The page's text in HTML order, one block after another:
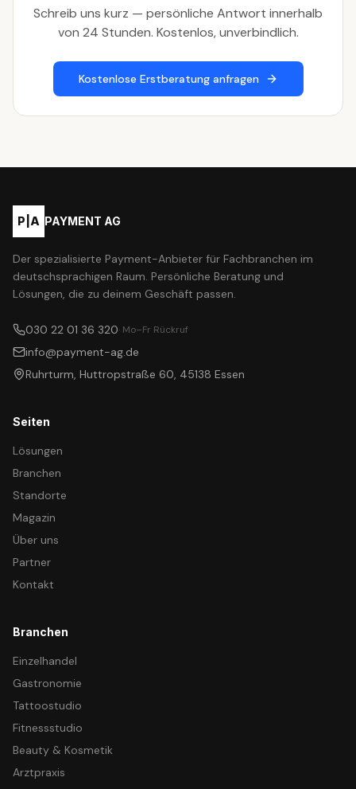
Schreib uns kurz — persönliche Antwort innerhalb
von 24 Stunden. Kostenlos, unverbindlich.
Kostenlose Erstberatung anfragen
P|A PAYMENT AG
Der spezialisierte Payment-Anbieter für Fachbranchen im
deutschsprachigen Raum. Persönliche Beratung und
Lösungen, die zu deinem Geschäft passen.
030 22 01 36 320· Mo–Fr Rückruf
info@payment-ag.de
Ruhrturm, Huttropstraße 60, 45138 Essen
Seiten
Lösungen
Branchen
Standorte
Magazin
Über uns
Partner
Kontakt
Branchen
Einzelhandel
Gastronomie
Tattoostudio
Fitnessstudio
Beauty & Kosmetik
Arztpraxis